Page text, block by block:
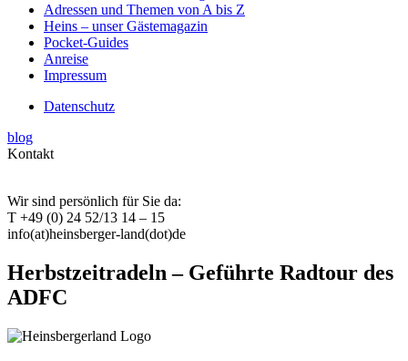
Adressen und Themen von A bis Z
Heins – unser Gästemagazin
Pocket-Guides
Anreise
Impressum
Datenschutz
blog
Kontakt
Wir sind persönlich für Sie da:
T +49 (0) 24 52/13 14 – 15
info(at)heinsberger-land(dot)de
Herbstzeitradeln – Geführte Radtour des
ADFC